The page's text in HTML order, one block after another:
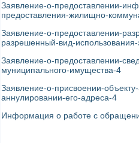
Заявление-о-предоставлении-
предоставления-жилищно-
Заявление-о-предоставлении-
разрешенный-вид-использования-
Заявление-о-предоставлении-
муниципального-имущества-4
Заявление-о-присвоении-
аннулировании-его-адреса-4
Информация о работе с